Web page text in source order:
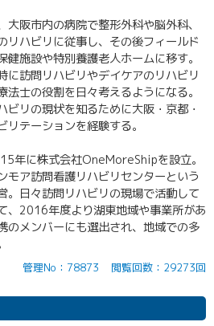
阪市内の病院で整形外科や脳外科、
リハビリに従事し、その後フィールド
施設や特別養護老人ホームに移す。
に訪問リハビリやデイケアのリハビリ
士の役割を日々考えるようになる。
ビリの現状を知るために大阪・京都・
テーションを経験する。
年に株式会社OneMoreShipを設立。
モア訪問看護リハビリセンターという
。日々訪問リハビリの現場で活動して
、2016年度より湖東地域や事業所があ
のメンバーにも選出され、地域での多
管理No：78873 閲覧回数：29273回